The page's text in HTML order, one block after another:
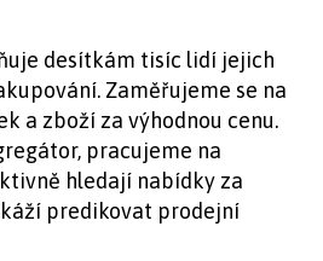
desítkám tisíc lidí jejich
Zaměřujeme se na
a zboží za výhodnou cenu.
pracujeme na
hledají nabídky za
predikovat prodejní